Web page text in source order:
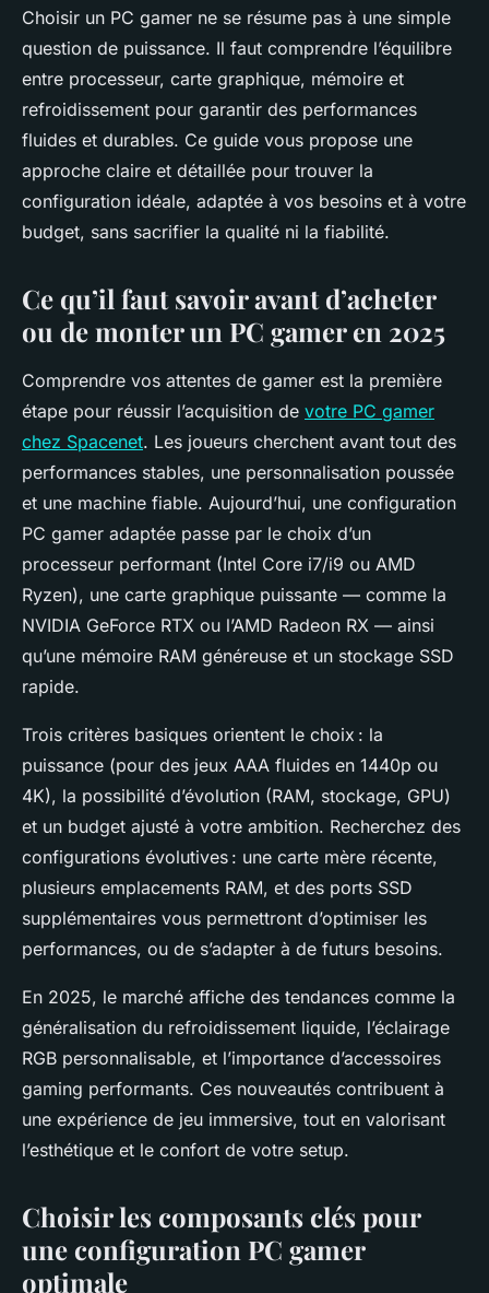
Le guide essentiel pour choisir
votre pc gamer idéal
Alice•17 juin 2025 •9 min de lecture
Choisir un PC gamer ne se résume pas à une simple
question de puissance. Il faut comprendre l’équilibre
entre processeur, carte graphique, mémoire et
refroidissement pour garantir des performances
fluides et durables. Ce guide vous propose une
approche claire et détaillée pour trouver la
configuration idéale, adaptée à vos besoins et à votre
budget, sans sacrifier la qualité ni la fiabilité.
Ce qu’il faut savoir avant d’acheter
ou de monter un PC gamer en 2025
Comprendre vos attentes de gamer est la première
étape pour réussir l’acquisition de votre PC gamer
chez Spacenet. Les joueurs cherchent avant tout des
performances stables, une personnalisation poussée
et une machine fiable. Aujourd’hui, une configuration
PC gamer adaptée passe par le choix d’un
processeur performant (Intel Core i7/i9 ou AMD
Ryzen), une carte graphique puissante — comme la
NVIDIA GeForce RTX ou l’AMD Radeon RX — ainsi
qu’une mémoire RAM généreuse et un stockage SSD
rapide.
Trois critères basiques orientent le choix : la
puissance (pour des jeux AAA fluides en 1440p ou
4K), la possibilité d’évolution (RAM, stockage, GPU)
et un budget ajusté à votre ambition. Recherchez des
configurations évolutives : une carte mère récente,
plusieurs emplacements RAM, et des ports SSD
supplémentaires vous permettront d’optimiser les
performances, ou de s’adapter à de futurs besoins.
En 2025, le marché affiche des tendances comme la
généralisation du refroidissement liquide, l’éclairage
RGB personnalisable, et l’importance d’accessoires
gaming performants. Ces nouveautés contribuent à
une expérience de jeu immersive, tout en valorisant
l’esthétique et le confort de votre setup.
Choisir les composants clés pour
une configuration PC gamer
optimale